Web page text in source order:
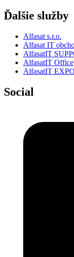
Ďalšie služby
Alfasat s.r.o.
Alfasat IT
AlfasatIT
AlfasatIT Office
AlfasatIT EXPO
Social